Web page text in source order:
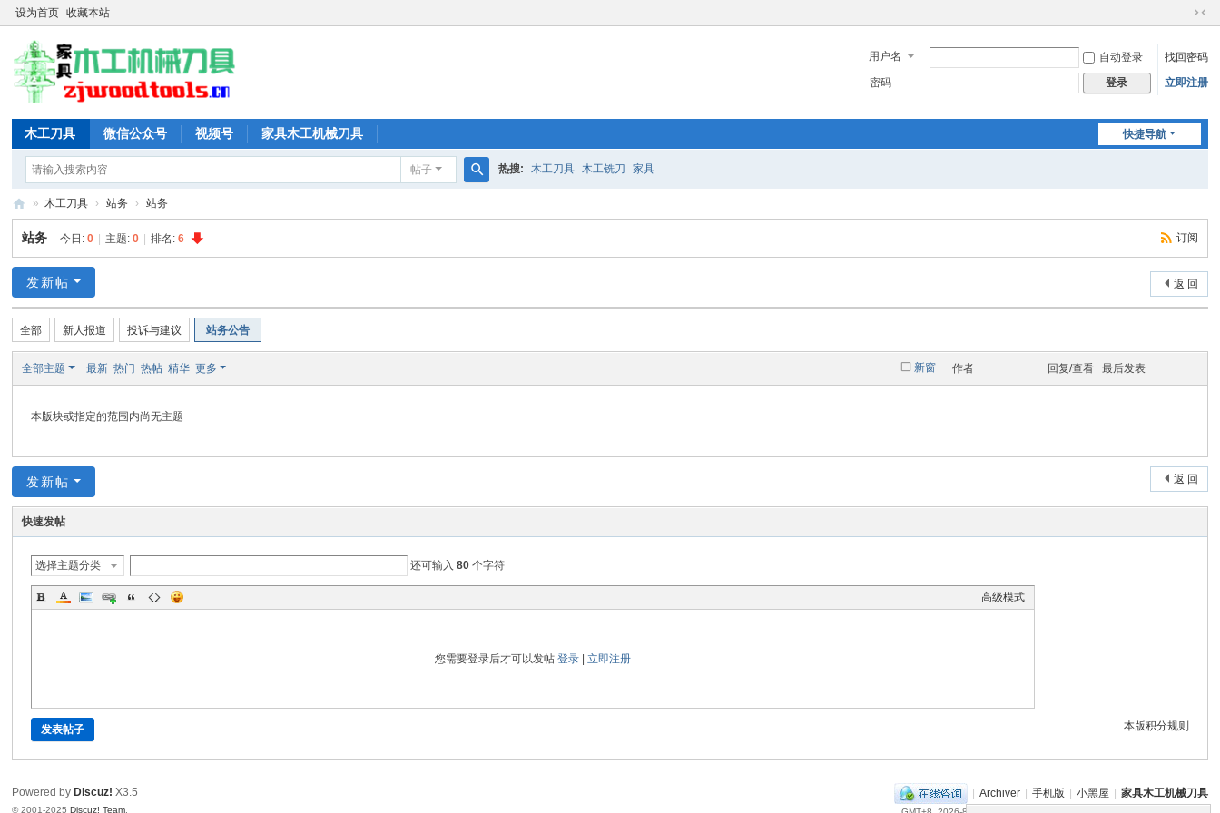
设为首页 收藏本站
切
到
窄
用户名 自动登录
找回密码
密码
登录 立即注册
快捷导航
木工刀具 微信公众号 视频号 家具木工机械刀具
帖子
索
热搜: 木工刀具 木工铣刀 家具
木
工
具
网
» 木工刀具 › 站务 › 站务
订阅
站务 今日:0 主题:0 排名:6
返 回
发新帖
全部 新人报道 投诉与建议 站务公告
新窗
全部主题 最新 热门 热帖 精华 更多 作者 回复/查看 最后发表
本版块或指定的范围内尚无主题
返 回
发新帖
快速发帖
选择主题分类 还可输入80 个字符
高级模式
您需要登录后才可以发帖 登录| 立即注册
本版积分规则
发表帖子
| Archiver | 手机版 | 小黑屋 | 家具木工机械刀具
Powered by Discuz! X3.5
© 2001-2025Discuz! Team